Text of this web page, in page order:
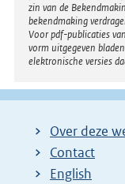
zin van de
bekendmaking
Voor pdf-publicaties
vorm uitgegeven
elektronische versies
Over deze
Contact
English